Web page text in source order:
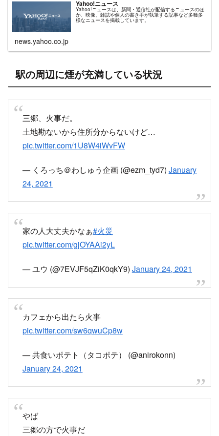
Yahoo!ニュース
Yahoo!ニュースは、新聞・通信社が配信するニュースのほ
か、映像、雑誌や個人の書き手が執筆する記事など多種多
様なニュースを掲載しています。
news.yahoo.co.jp
駅の周辺に煙が充満している状況
三郷、火事だ。
土地勘ないから住所分からないけど…
pic.twitter.com/1U8W4iWvFW
— くろっち＠わしゅう企画 (@ezm_tyd7) January
24, 2021
家の人大丈夫かなぁ#火災
pic.twitter.com/gjOYAAi2yL
— ユウ (@7EVJF5qZiK0qkY9) January 24, 2021
カフェから出たら火事
pic.twitter.com/sw6qwuCp8w
— 共食いポテト（タコポテ） (@anirokonn)
January 24, 2021
やば
三郷の方で火事だ